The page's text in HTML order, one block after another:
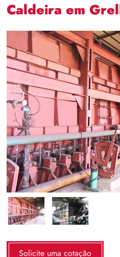
Caldeira em
Solicite uma cotação